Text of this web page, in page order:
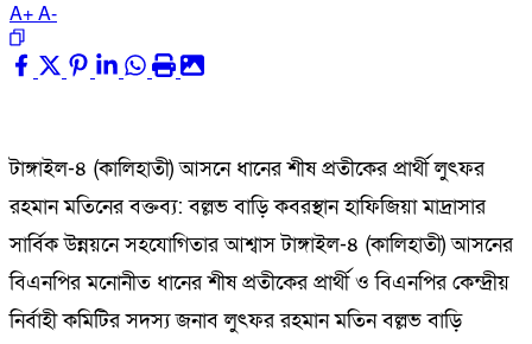
A+A-
টাঙ্গাইল-৪ (কালিহাতী) আসনে ধানের শীষ প্রতীকের প্রার্থী লুৎফর
রহমান মতিনের বক্তব্য: বল্লভ বাড়ি কবরস্থান হাফিজিয়া মাদ্রাসার
সার্বিক উন্নয়নে সহযোগিতার আশ্বাস টাঙ্গাইল-৪ (কালিহাতী) আসনের
বিএনপির মনোনীত ধানের শীষ প্রতীকের প্রার্থী ও বিএনপির কেন্দ্রীয়
নির্বাহী কমিটির সদস্য জনাব লুৎফর রহমান মতিন বল্লভ বাড়ি